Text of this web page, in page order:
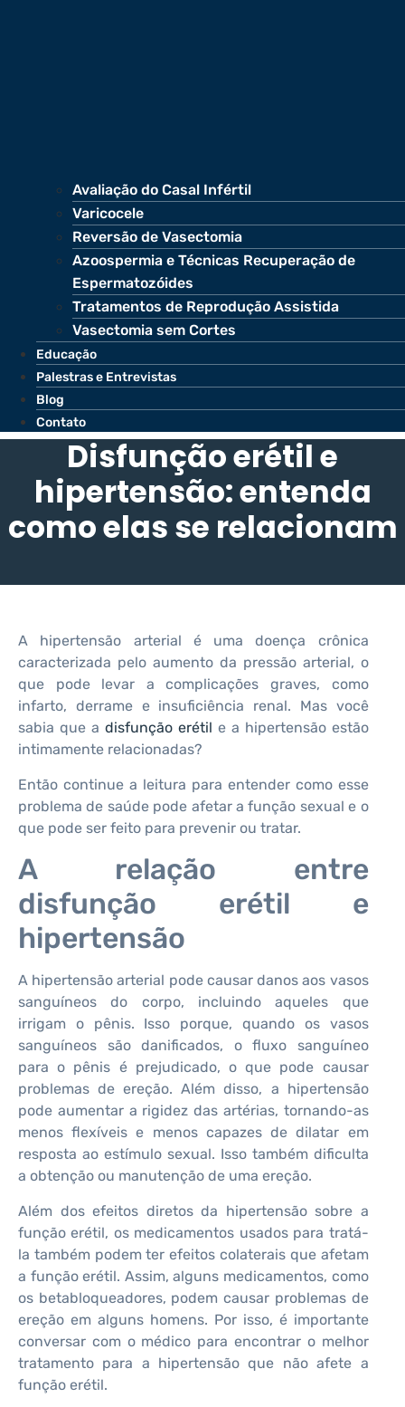
Avaliação do Casal Infértil
Varicocele
Reversão de Vasectomia
Azoospermia e Técnicas Recuperação de
Espermatozóides
Tratamentos de Reprodução Assistida
Vasectomia sem Cortes
Educação
Palestras e Entrevistas
Blog
Contato
Disfunção erétil e
hipertensão: entenda
como elas se relacionam
A hipertensão arterial é uma doença crônica
caracterizada pelo aumento da pressão arterial, o
que pode levar a complicações graves, como
infarto, derrame e insuficiência renal. Mas você
sabia que a disfunção erétil e a hipertensão estão
intimamente relacionadas?
Então continue a leitura para entender como esse
problema de saúde pode afetar a função sexual e o
que pode ser feito para prevenir ou tratar.
A relação entre
disfunção erétil e
hipertensão
A hipertensão arterial pode causar danos aos vasos
sanguíneos do corpo, incluindo aqueles que
irrigam o pênis. Isso porque, quando os vasos
sanguíneos são danificados, o fluxo sanguíneo
para o pênis é prejudicado, o que pode causar
problemas de ereção. Além disso, a hipertensão
pode aumentar a rigidez das artérias, tornando-as
menos flexíveis e menos capazes de dilatar em
resposta ao estímulo sexual. Isso também dificulta
a obtenção ou manutenção de uma ereção.
Além dos efeitos diretos da hipertensão sobre a
função erétil, os medicamentos usados para tratá-
la também podem ter efeitos colaterais que afetam
a função erétil. Assim, alguns medicamentos, como
os betabloqueadores, podem causar problemas de
ereção em alguns homens. Por isso, é importante
conversar com o médico para encontrar o melhor
tratamento para a hipertensão que não afete a
função erétil.